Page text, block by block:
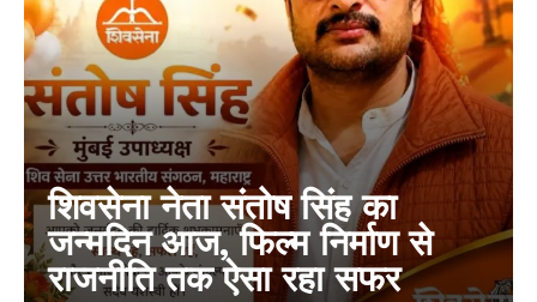
शिवसेना नेता संतोष सिंह का
जन्मदिन आज, फिल्म निर्माण से
राजनीति तक ऐसा रहा सफर